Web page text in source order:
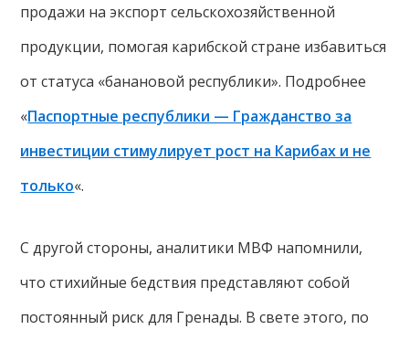
продажи на экспорт сельскохозяйственной
продукции, помогая карибской стране избавиться
от статуса «банановой республики». Подробнее
«Паспортные республики — Гражданство за
инвестиции стимулирует рост на Карибах и не
только«.
С другой стороны, аналитики МВФ напомнили,
что стихийные бедствия представляют собой
постоянный риск для Гренады. В свете этого, по